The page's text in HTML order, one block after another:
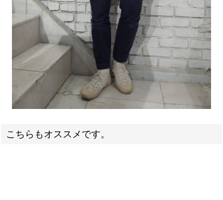
こちらもオススメです。